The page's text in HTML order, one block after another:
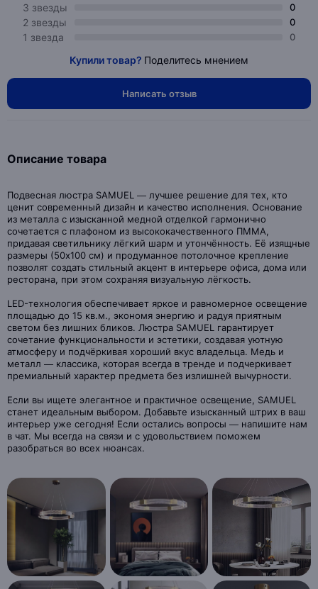
3 звезды 0
2 звезды 0
1 звезда 0
Купили товар? Поделитесь мнением
Написать отзыв
Описание товара
Подвесная люстра SAMUEL — лучшее решение для тех, кто
ценит современный дизайн и качество исполнения. Основание
из металла с изысканной медной отделкой гармонично
сочетается с плафоном из высококачественного ПММА,
придавая светильнику лёгкий шарм и утончённость. Её изящные
размеры (50x100 см) и продуманное потолочное крепление
позволят создать стильный акцент в интерьере офиса, дома или
ресторана, при этом сохраняя визуальную лёгкость.
LED-технология обеспечивает яркое и равномерное освещение
площадью до 15 кв.м., экономя энергию и радуя приятным
светом без лишних бликов. Люстра SAMUEL гарантирует
сочетание функциональности и эстетики, создавая уютную
атмосферу и подчёркивая хороший вкус владельца. Медь и
металл — классика, которая всегда в тренде и подчеркивает
премиальный характер предмета без излишней вычурности.
Если вы ищете элегантное и практичное освещение, SAMUEL
станет идеальным выбором. Добавьте изысканный штрих в ваш
интерьер уже сегодня! Если остались вопросы — напишите нам
в чат. Мы всегда на связи и с удовольствием поможем
разобраться во всех нюансах.